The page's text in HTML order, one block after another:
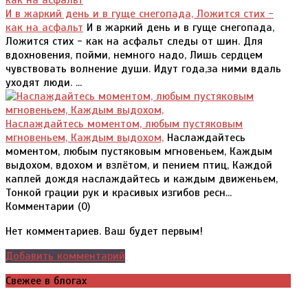
И в жаркий день и в гуще снегопада, Ложится стих -
как на асфальт И в жаркий день и в гуще снегопада,
Ложится стих - как на асфальт следы от шин. Для
вдохновения, пойми, немного надо, Лишь сердцем
чувствовать волнение души. Идут года,за ними вдаль
уходят люди. ...
Наслаждайтесь моментом, любым пустяковым
мгновеньем, Каждым выдохом, Наслаждайтесь
моментом, любым пустяковым мгновеньем, Каждым
выдохом, вдохом и взлётом, и пением птиц, Каждой
каплей дождя наслаждайтесь и каждым движеньем,
Тонкой грации рук и красивых изгибов ресн...
Комментарии (0)
Нет комментариев. Ваш будет первым!
Добавить комментарий
Свежее в блогах